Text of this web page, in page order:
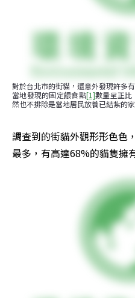
對於台北市的街貓，還意外發現許多
當地發現的固定餵食點[1]數量呈正比
然也不排除是當地居民放養已結紮的
調查到的街貓外觀形形色色
最多，有高達68%的貓隻擁